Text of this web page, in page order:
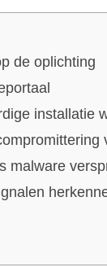
de oplichting
installatie
malware